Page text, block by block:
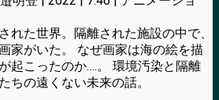
れた世界。隔離された施設の中で、
家がいた。 なぜ画家は海の絵を描
起こったのか….。 環境汚染と隔離
ちの遠くない未来の話。